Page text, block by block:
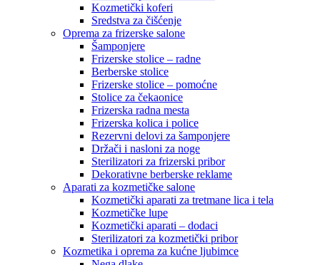
Kozmetički koferi
Sredstva za čišćenje
Oprema za frizerske salone
Šamponjere
Frizerske stolice – radne
Berberske stolice
Frizerske stolice – pomoćne
Stolice za čekaonice
Frizerska radna mesta
Frizerska kolica i police
Rezervni delovi za šamponjere
Držači i nasloni za noge
Sterilizatori za frizerski pribor
Dekorativne berberske reklame
Aparati za kozmetičke salone
Kozmetički aparati za tretmane lica i tela
Kozmetičke lupe
Kozmetički aparati – dodaci
Sterilizatori za kozmetički pribor
Kozmetika i oprema za kućne ljubimce